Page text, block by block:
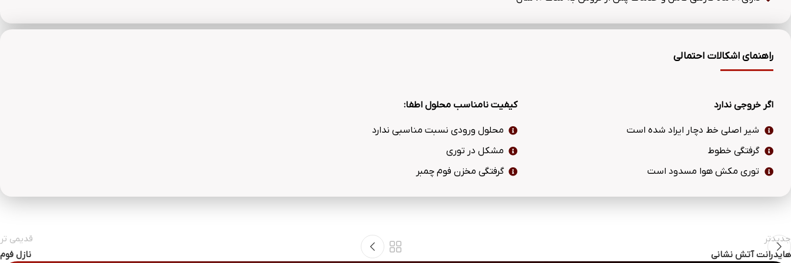
راهنمای اشکالات احتمالی
اگر خروجی ندارد
شیر اصلی خط دچار ایراد شده است
گرفتگی خطوط
توری مکش هوا مسدود است
کیفیت نامناسب محلول اطفا:
محلول ورودی نسبت مناسبی ندارد
مشکل در توری
گرفتگی مخزن فوم چمبر
جدیدتر
هایدرانت آتش نشانی
قدیمی تر
نازل فوم